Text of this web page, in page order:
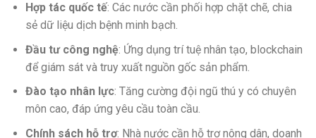
Hợp tác quốc tế: Các nước cần phối hợp chặt chẽ, chia
sẻ dữ liệu dịch bệnh minh bạch.
Đầu tư công nghệ: Ứng dụng trí tuệ nhân tạo, blockchain
để giám sát và truy xuất nguồn gốc sản phẩm.
Đào tạo nhân lực: Tăng cường đội ngũ thú y có chuyên
môn cao, đáp ứng yêu cầu toàn cầu.
Chính sách hỗ trợ: Nhà nước cần hỗ trợ nông dân, doanh